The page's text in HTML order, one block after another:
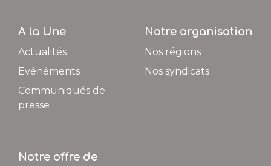
A la Une
Actualités
Evénéments
Communiqués de
presse
Notre organisation
Nos régions
Nos syndicats
Notre offre de